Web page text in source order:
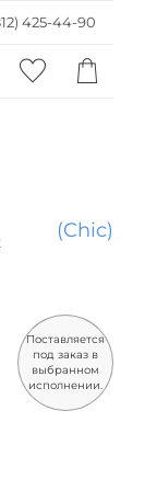
425-44-90
(Chic)
Поставляется
под заказ в
выбранном
исполнении.